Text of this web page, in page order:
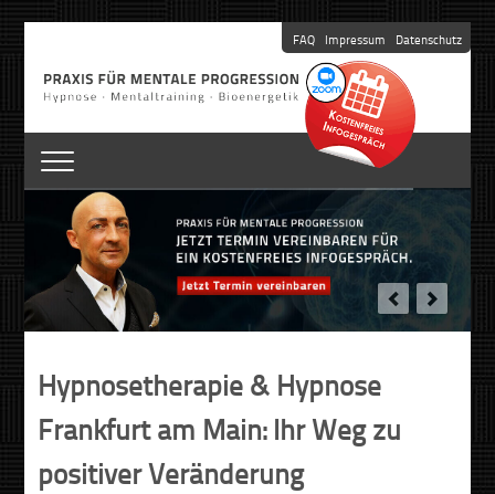
FAQ Impressum Datenschutz
Hypnosetherapie & Hypnose
Frankfurt am Main: Ihr Weg zu
positiver Veränderung